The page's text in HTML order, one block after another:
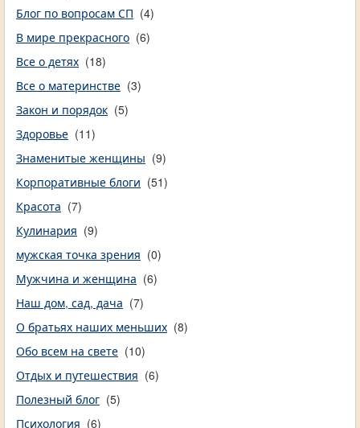
Блог по вопросам СП (4)
В мире прекрасного (6)
Все о детях (18)
Все о материнстве (3)
Закон и порядок (5)
Здоровье (11)
Знаменитые женщины (9)
Корпоративные блоги (51)
Красота (7)
Кулинария (9)
мужская точка зрения (0)
Мужчина и женщина (6)
Наш дом, сад, дача (7)
О братьях наших меньших (8)
Обо всем на свете (10)
Отдых и путешествия (6)
Полезный блог (5)
Психология (6)